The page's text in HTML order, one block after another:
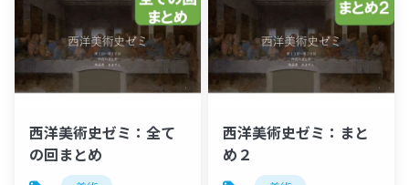
西洋美術史ゼミ：全て
の回まとめ
西洋美術史ゼミ：まと
め２